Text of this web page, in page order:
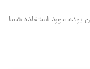
مورد استفاده شما